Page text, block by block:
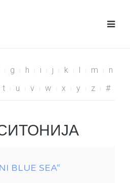
g h i j k l m
n
t u v w x y z #
BLUE SEA“